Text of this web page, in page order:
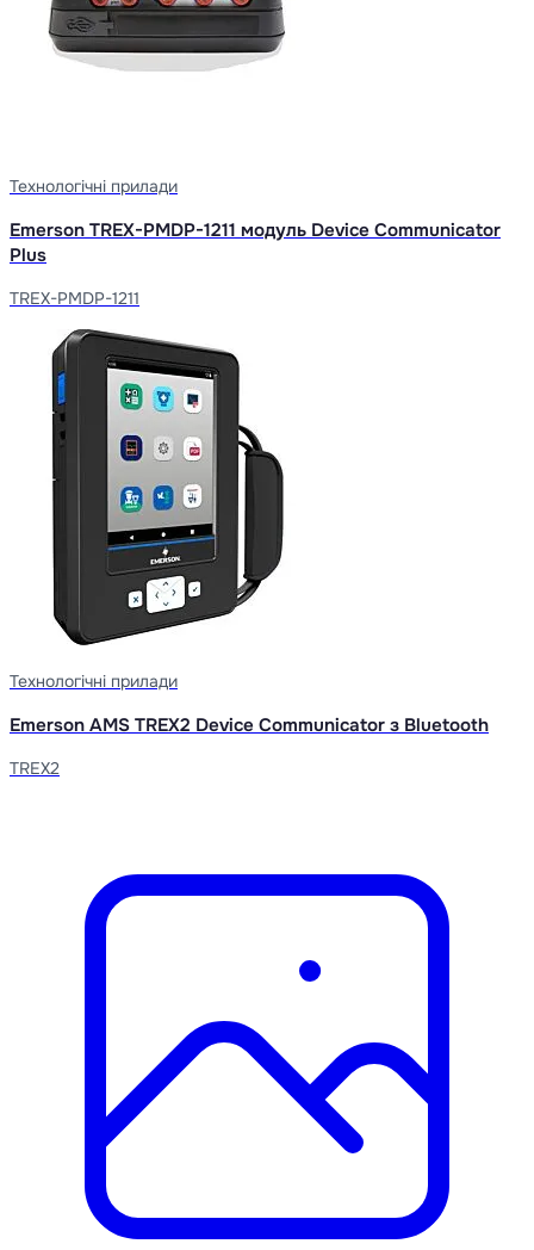
Технологічні прилади
Emerson TREX-PMDP-1211 модуль Device Communicator
Plus
TREX-PMDP-1211
Технологічні прилади
Emerson AMS TREX2 Device Communicator з Bluetooth
TREX2